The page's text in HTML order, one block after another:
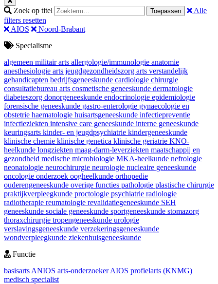
Zoek op titel Toepassen
Alle
filters resetten
AIOS
Noord-Brabant
Specialisme
algemeen militair arts allergologie/immunologie anatomie
anesthesiologie arts jeugdgezondheidszorg arts verstandelijk
gehandicapten bedrijfsgeneeskunde cardiologie chirurgie
consultatiebureau arts cosmetische geneeskunde dermatologie
diabeteszorg donorgeneeskunde endocrinologie epidemiologie
forensische geneeskunde gastro-enterologie gynaecologie en
obstetrie haematologie huisartsgeneeskunde infectiepreventie
infectieziekten intensive care geneeskunde interne geneeskunde
keuringsarts kinder- en jeugdpsychiatrie kindergeneeskunde
klinische chemie klinische genetica klinische geriatrie KNO-
heelkunde longziekten maag-darm-leverziekten maatschappij en
gezondheid medische microbiologie MKA-heelkunde nefrologie
neonatologie neurochirurgie neurologie nucleaire geneeskunde
oncologie onderzoek oogheelkunde orthopedie
ouderengeneeskunde overige functies pathologie plastische chirurgie
praktijkverpleegkunde proctologie psychiatrie radiologie
radiotherapie reumatologie revalidatiegeneeskunde SEH
geneeskunde sociale geneeskunde sportgeneeskunde stomazorg
thoraxchirurgie tropengeneeskunde urologie
verslavingsgeneeskunde verzekeringsgeneeskunde
wondverpleegkunde ziekenhuisgeneeskunde
Functie
basisarts ANIOS arts-onderzoekerAIOS profielarts (KNMG)
medisch specialist